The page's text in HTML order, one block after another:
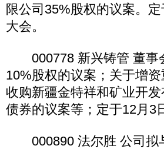
限公司35%股权的议案。
大会。
000778 新兴铸管 董事
10%股权的议案；关于增
收购新疆金特祥和矿业开
债券的议案等；定于12月3
000890 法尔胜 公司拟